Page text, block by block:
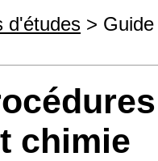
d'études >
chimie